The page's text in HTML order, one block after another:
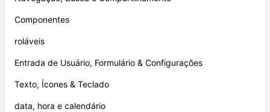
Componentes
roláveis
Entrada de Usuário, Formulário & Configurações
Texto, Ícones & Teclado
data, hora e calendário